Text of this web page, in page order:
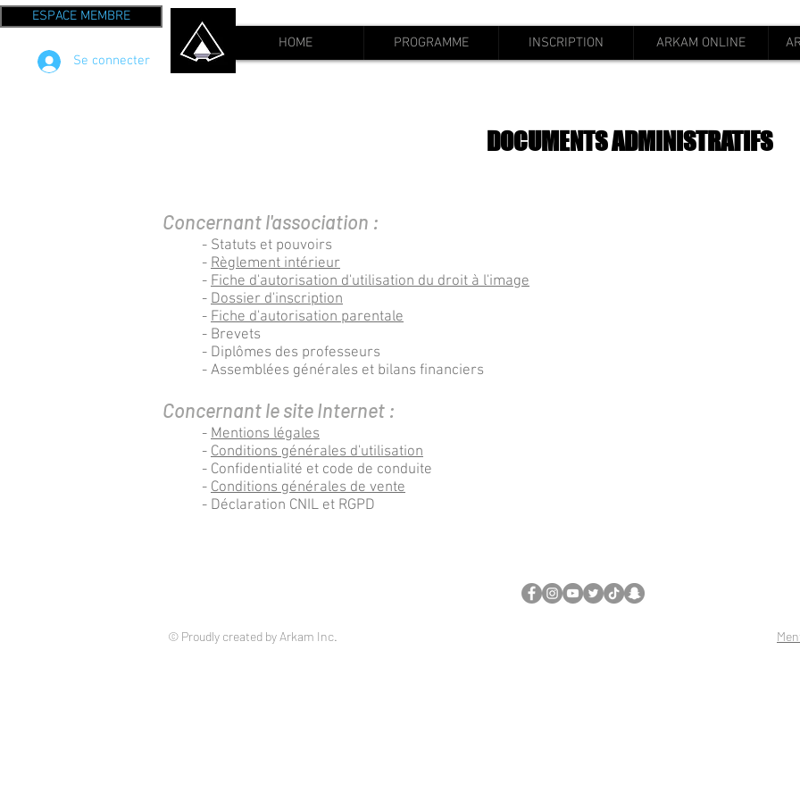
ESPACE MEMBRE
Se connecter
HOME PROGRAMME INSCRIPTION ARKAM ONLINE
DOCUMENTS ADMINISTRATIFS
Concernant l'association :
- Statuts et pouvoirs
- Règlement intérieur
- Fiche d'autorisation d'utilisation du droit à l'image
- Dossier d'inscription
- Fiche d'autorisation parentale
- Brevets
- Diplômes des professeurs
- Assemblées générales et bilans financiers
Concernant le site Internet :
- Mentions légales
- Conditions générales d'utilisation
- Confidentialité et code de conduite
- Conditions générales de vente
- Déclaration CNIL et RGPD
© Proudly created by Arkam Inc.